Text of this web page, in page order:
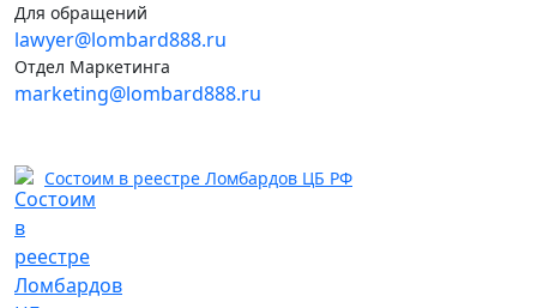
Для обращений
lawyer@lombard888.ru
Отдел Маркетинга
marketing@lombard888.ru
Состоим в реестре Ломбардов ЦБ РФ